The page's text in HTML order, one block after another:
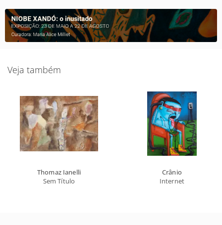
Veja também
Thomaz Ianelli
Sem Título
Crânio
Internet